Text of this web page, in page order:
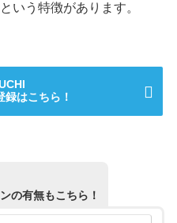
という特徴があります。
録はこちら！
の有無もこちら！